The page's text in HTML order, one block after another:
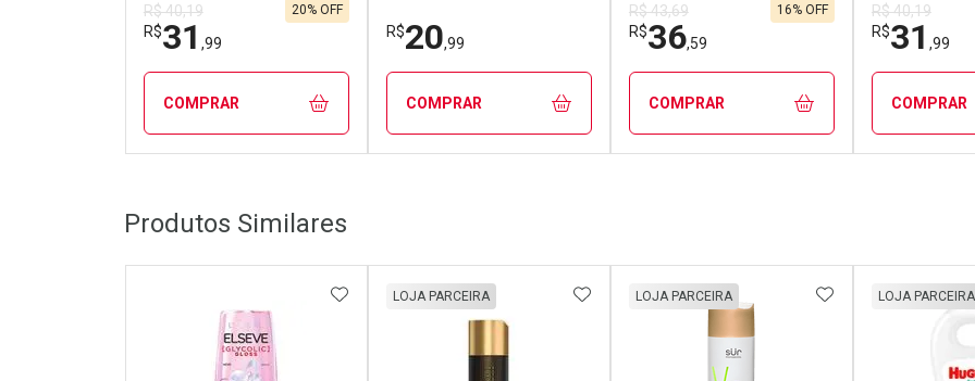
R$ 40,19
R$31 ,99
20% OFF
COMPRAR
Laboratório
Por Menos
R$20,99
COMPRAR
R$ 43,69
R$36,59
16% OFF
COMPRAR
R$ 40,19
R$31 ,99
COMPRAR
Produtos Similares
ADICIONAR AOS FAVORITOS
LOJA PARCEIRA ADICIONAR AOS FAVORITOS
LOJA PARCEIRA ADICIONAR AOS
LOJA PARCEIRA